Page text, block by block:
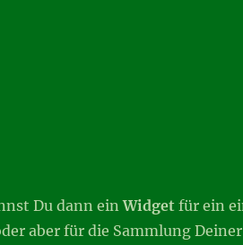
Du dann einWidgetfür ein
aber für die Sammlung